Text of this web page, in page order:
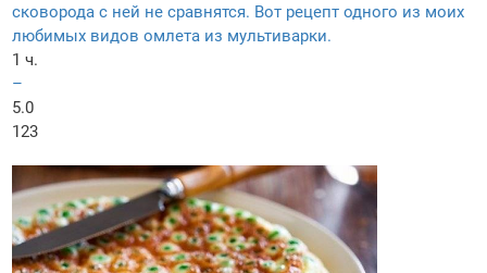
сковорода с ней не сравнятся. Вот рецепт одного из моих
любимых видов омлета из мультиварки.
1 ч.
–
5.0
123